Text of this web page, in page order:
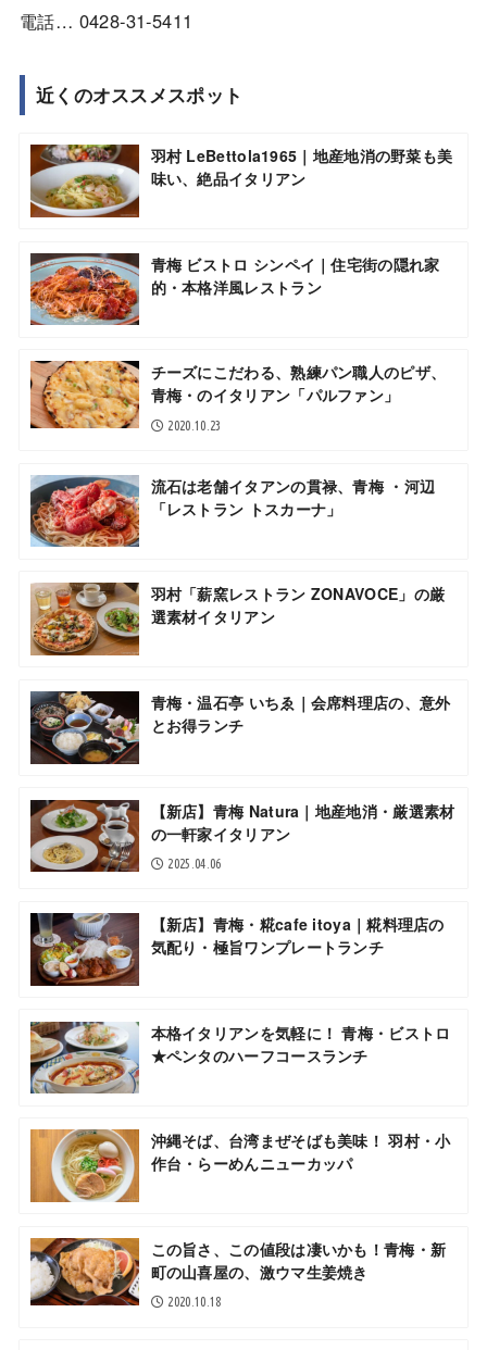
電話… 0428-31-5411
近くのオススメスポット
羽村 LeBettola1965｜地産地消の野菜も美
味い、絶品イタリアン
青梅 ビストロ シンペイ｜住宅街の隠れ家
的・本格洋風レストラン
チーズにこだわる、熟練パン職人のピザ、
青梅・のイタリアン「パルファン」
2020.10.23
流石は老舗イタアンの貫禄、青梅 ・河辺
「レストラン トスカーナ」
羽村「薪窯レストラン ZONAVOCE」の厳
選素材イタリアン
青梅・温石亭 いちゑ｜会席料理店の、意外
とお得ランチ
【新店】青梅 Natura｜地産地消・厳選素材
の一軒家イタリアン
2025.04.06
【新店】青梅・糀cafe itoya｜糀料理店の
気配り・極旨ワンプレートランチ
本格イタリアンを気軽に！ 青梅・ビストロ
★ペンタのハーフコースランチ
沖縄そば、台湾まぜそばも美味！ 羽村・小
作台・らーめんニューカッパ
この旨さ、この値段は凄いかも！青梅・新
町の山喜屋の、激ウマ生姜焼き
2020.10.18